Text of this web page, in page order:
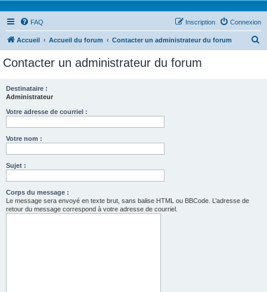
FAQ Connexion
Inscription
Accueil Accueil du forum Contacter un administrateur du forum
Contacter un administrateur du forum
Destinataire :
Administrateur
Votre adresse de courriel :
Votre nom :
Sujet :
Corps du message :
Le message sera envoyé en texte brut, sans balise HTML ou BBCode. L’adresse de
retour du message correspond à votre adresse de courriel.